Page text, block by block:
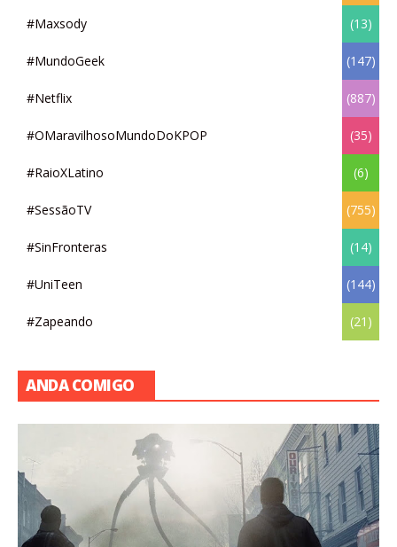
#Maxsody (13)
#MundoGeek (147)
#Netflix (887)
#OMaravilhosoMundoDoKPOP (35)
#RaioXLatino (6)
#SessãoTV (755)
#SinFronteras (14)
#UniTeen (144)
#Zapeando (21)
ANDA COMIGO